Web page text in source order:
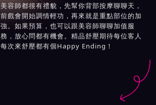
美容師都很有禮貌，先幫你背部按摩聊聊天，
前戲會開始調情輕功，再來就是重點部位的加
強。如果預算，也可以跟美容師聊聊加值服
務，放心問都有機會。精品舒壓期待每位客人
每次來舒壓都有個Happy Ending！